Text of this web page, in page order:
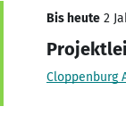
Bis heute 2
Cloppenburg